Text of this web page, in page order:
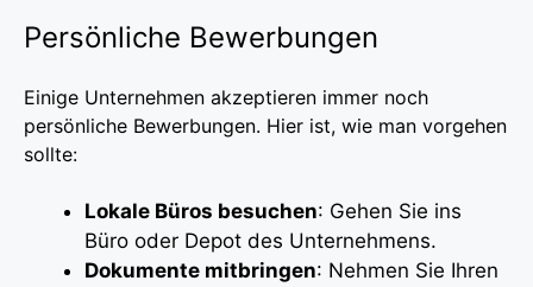
Persönliche Bewerbungen
Einige Unternehmen akzeptieren immer noch
persönliche Bewerbungen. Hier ist, wie man vorgehen
sollte:
Lokale Büros besuchen: Gehen Sie ins
Büro oder Depot des Unternehmens.
Dokumente mitbringen: Nehmen Sie Ihren